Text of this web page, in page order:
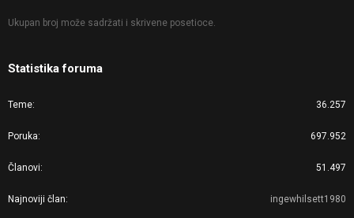
Ukupan broj može sadržati i skrivene posetioce.
Statistika foruma
Teme 36.257
Poruka 697.952
Članovi 51.497
Najnoviji član ingewhilsett1980